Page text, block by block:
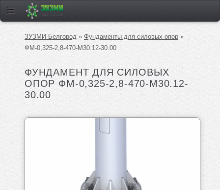
ЗУЗМИ-Белгород » Фундаменты для силовых опор »
ФМ-0,325-2,8-470-М30.12-30.00
ФУНДАМЕНТ ДЛЯ СИЛОВЫХ
ОПОР ФМ-0,325-2,8-470-М30.12-
30.00